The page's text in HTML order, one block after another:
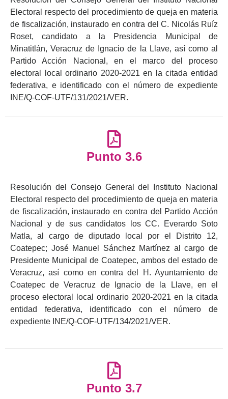
Electoral respecto del procedimiento de queja en materia
de fiscalización, instaurado en contra del C. Nicolás Ruíz
Roset, candidato a la Presidencia Municipal de
Minatitlán, Veracruz de Ignacio de la Llave, así como al
Partido Acción Nacional, en el marco del proceso
electoral local ordinario 2020-2021 en la citada entidad
federativa, e identificado con el número de expediente
INE/Q-COF-UTF/131/2021/VER.
Punto 3.6
Resolución del Consejo General del Instituto Nacional
Electoral respecto del procedimiento de queja en materia
de fiscalización, instaurado en contra del Partido Acción
Nacional y de sus candidatos los CC. Everardo Soto
Matla, al cargo de diputado local por el Distrito 12,
Coatepec; José Manuel Sánchez Martínez al cargo de
Presidente Municipal de Coatepec, ambos del estado de
Veracruz, así como en contra del H. Ayuntamiento de
Coatepec de Veracruz de Ignacio de la Llave, en el
proceso electoral local ordinario 2020-2021 en la citada
entidad federativa, identificado con el número de
expediente INE/Q-COF-UTF/134/2021/VER.
Punto 3.7